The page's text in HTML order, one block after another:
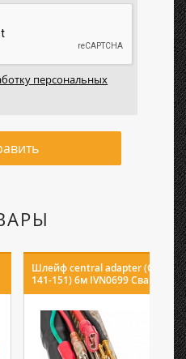
персональных
Шлейф central adapter (CS
141-151) 6м IVN0699 Сварог